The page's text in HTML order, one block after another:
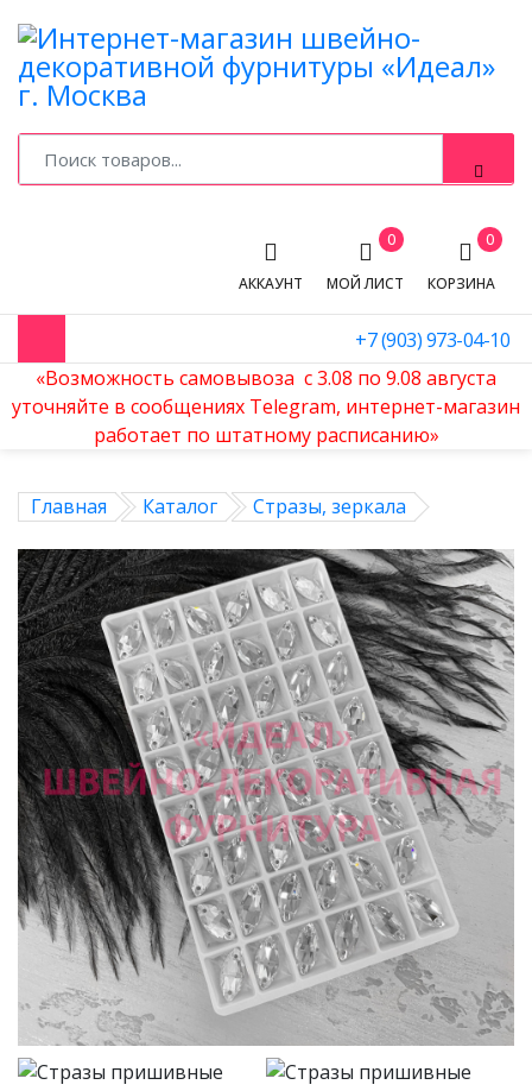
КОРЗИНА
0
МОЙ ЛИСТ
0
АККАУНТ
+7 (903) 973-04-10
«Возможность самовывоза с 3.08 по 9.08 августа
уточняйте в сообщениях Telegram, интернет-магазин
работает по штатному расписанию»
Главная Каталог Стразы, зеркала